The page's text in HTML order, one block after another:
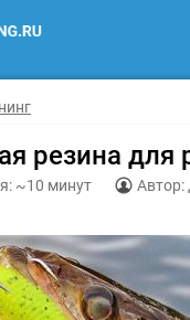
резина для
~10 минут